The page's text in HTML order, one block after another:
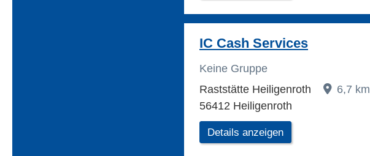
IC Cash Services
Keine Gruppe
Raststätte Heiligenroth
6,7 km
56412 Heiligenroth
Details anzeigen